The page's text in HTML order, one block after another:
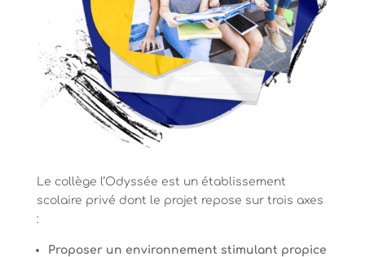
Le collège l’Odyssée est un établissement
scolaire privé dont le projet repose sur trois axes
:
Proposer un environnement stimulant propice